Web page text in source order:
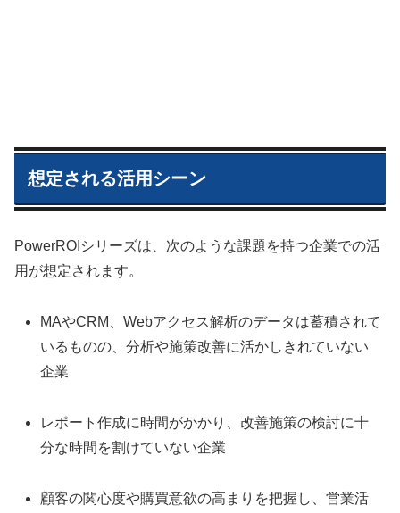
想定される活用シーン
PowerROIシリーズは、次のような課題を持つ企業での活
用が想定されます。
MAやCRM、Webアクセス解析のデータは蓄積されて
いるものの、分析や施策改善に活かしきれていない
企業
レポート作成に時間がかかり、改善施策の検討に十
分な時間を割けていない企業
顧客の関心度や購買意欲の高まりを把握し、営業活